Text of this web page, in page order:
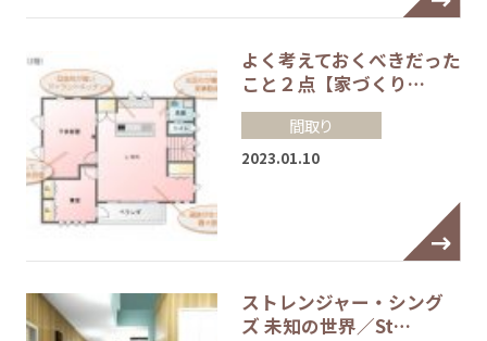
よく考えておくべきだった
こと２点【家づくり…
間取り
2023.01.10
ストレンジャー・シング
ズ 未知の世界／St…